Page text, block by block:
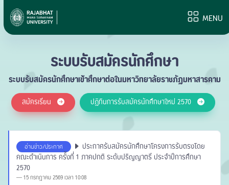
MENU
ระบบรับสมัครนักศึกษา
ระบบรับสมัครนักศึกษาเข้าศึกษาต่อในมหาวิทยาลัยราชภัฏมหาสารคาม
สมัครเรียน ปฏิทินการรับสมัครนักศึกษาใหม่ 2570
อ่านข่าว/ประกาศ ประกาศรับสมัครนักศึกษาโครงการรับตรงโดย
คณะดำเนินการ ครั้งที่ 1 ภาคปกติ ระดับปริญญาตรี ประจำปีการศึกษา
2570
15 กรกฎาคม 2569 เวลา 10:08